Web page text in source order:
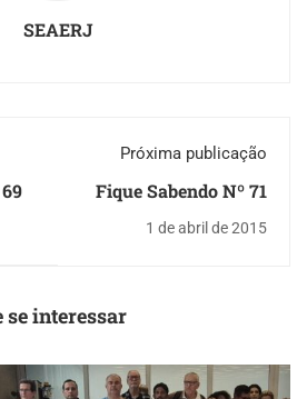
SEAERJ
Próxima publicação
Fique Sabendo Nº 71
1 de abril de 2015
se interessar